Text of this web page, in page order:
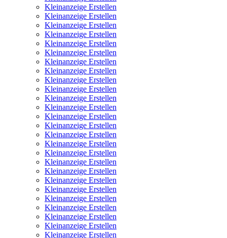
Kleinanzeige Erstellen
Kleinanzeige Erstellen
Kleinanzeige Erstellen
Kleinanzeige Erstellen
Kleinanzeige Erstellen
Kleinanzeige Erstellen
Kleinanzeige Erstellen
Kleinanzeige Erstellen
Kleinanzeige Erstellen
Kleinanzeige Erstellen
Kleinanzeige Erstellen
Kleinanzeige Erstellen
Kleinanzeige Erstellen
Kleinanzeige Erstellen
Kleinanzeige Erstellen
Kleinanzeige Erstellen
Kleinanzeige Erstellen
Kleinanzeige Erstellen
Kleinanzeige Erstellen
Kleinanzeige Erstellen
Kleinanzeige Erstellen
Kleinanzeige Erstellen
Kleinanzeige Erstellen
Kleinanzeige Erstellen
Kleinanzeige Erstellen
Kleinanzeige Erstellen